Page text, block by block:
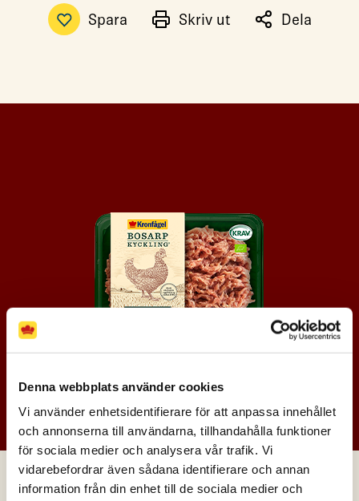
Denna webbplats använder cookies
Vi använder enhetsidentifierare för att anpassa innehållet
och annonserna till användarna, tillhandahålla funktioner
för sociala medier och analysera vår trafik. Vi
vidarebefordrar även sådana identifierare och annan
information från din enhet till de sociala medier och
Spara Skriv ut Dela
GÖR RÄTTEN EKOLOGISK. TESTA
BOSARPKYCKLING!
FLER RECEPT